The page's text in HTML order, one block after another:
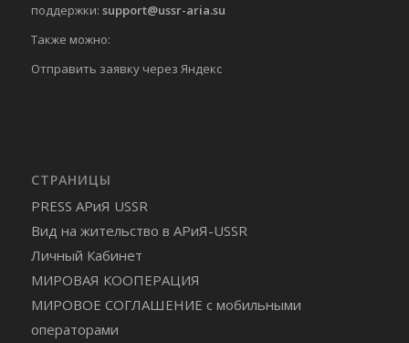
поддержки: support@ussr-aria.su
Также можно:
Отправить заявку через Яндекс
СТРАНИЦЫ
PRESS АРиЯ USSR
Вид на жительство в АРиЯ-USSR
Личный Кабинет
МИРОВАЯ КООПЕРАЦИЯ
МИРОВОЕ СОГЛАШЕНИЕ с мобильными
операторами